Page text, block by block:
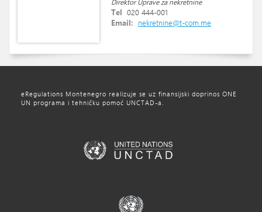
Tel 020 444-001
Email: nekretnine@t-com.me
eRegulations Montenegro realizuje se uz finansijski doprinos ONE
UN programa i tehničku pomoć UNCTAD-a.